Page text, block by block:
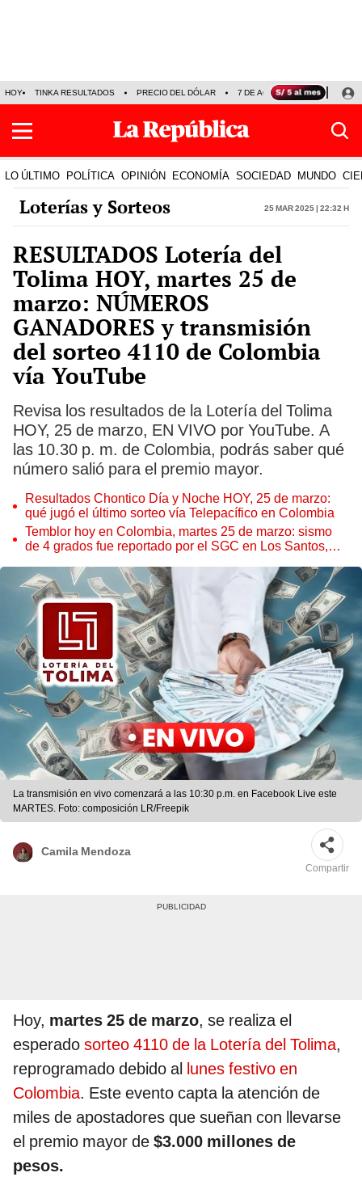
HOY TINKA RESULTADOS PRECIO DEL DÓLAR 7 DE AGOSTO OLLANTA
LO ÚLTIMO POLÍTICA OPINIÓN ECONOMÍA SOCIEDAD MUNDO
Loterías y Sorteos 25 Mar 2025 | 22:32 h
RESULTADOS Lotería del
Tolima HOY, martes 25 de
marzo: NÚMEROS
GANADORES y transmisión
del sorteo 4110 de Colombia
vía YouTube
Revisa los resultados de la Lotería del Tolima
HOY, 25 de marzo, EN VIVO por YouTube. A
las 10.30 p. m. de Colombia, podrás saber qué
número salió para el premio mayor.
Resultados Chontico Día y Noche HOY, 25 de marzo:
qué jugó el último sorteo vía Telepacífico en Colombia
Temblor hoy en Colombia, martes 25 de marzo: sismo
de 4 grados fue reportado por el SGC en Los Santos,
La transmisión en vivo comenzará a las 10:30 p.m. en Facebook Live este
MARTES. Foto: composición LR/Freepik
Camila Mendoza
Compartir
Hoy, martes 25 de marzo, se realiza el
esperado sorteo 4110 de la Lotería del Tolima,
reprogramado debido al lunes festivo en
Colombia. Este evento capta la atención de
miles de apostadores que sueñan con llevarse
el premio mayor de $3.000 millones de
pesos.